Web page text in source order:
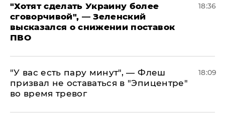
​"Хотят сделать Украину более
сговорчивой", — Зеленский
высказался о снижении поставок
ПВО
18:36
​"У вас есть пару минут", — Флеш
призвал не оставаться в "Эпицентре"
во время тревог
18:09